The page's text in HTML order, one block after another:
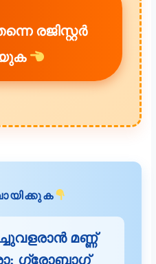
രജിസ്റ്റർ
മണ്ണ്
ഗ്രോബാഗ്